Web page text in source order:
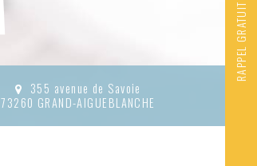
355 avenue de Savoie
73260 GRAND-AIGUEBLANCHE
RAPPEL GRATUIT
politique de
Quel code est dissimulé dans